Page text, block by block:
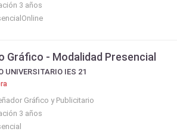
3 años
Gráfico - Modalidad Presencial
UNIVERSITARIO IES 21
Gráfico y Publicitario
3 años